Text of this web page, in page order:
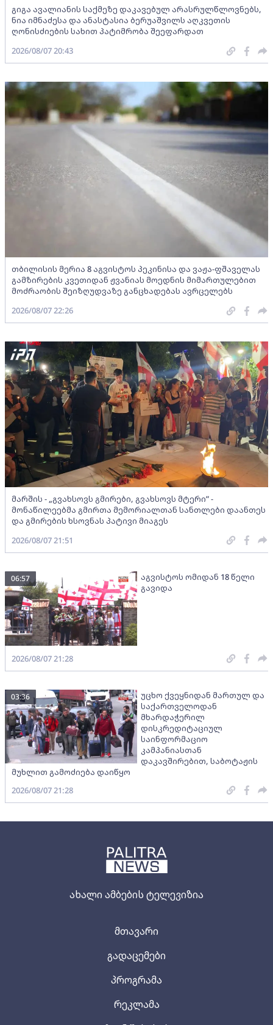
ახალი ამბების ტელევიზია
მთავარი
გადაცემები
პროგრამა
რეკლამა
გიგა ავალიანის საქმეზე დაკავებულ არასრულწლოვნებს,
ნია იმნაძესა და ანასტასია ბერუაშვილს აღკვეთის
ღონისძიების სახით პატიმრობა შეეფარდათ
2026/08/07 20:43
თბილისის მერია 8 აგვისტოს პეკინისა და ვაჟა-ფშაველას
გამზირების კვეთიდან ჟვანიას მოედნის მიმართულებით
მოძრაობის შეიზღუდვაზე განცხადებას ავრცელებს
2026/08/07 22:26
მარშის - „გვახსოვს გმირები, გვახსოვს მტერი” -
მონაწილეებმა გმირთა მემორიალთან სანთლები დაანთეს
და გმირების ხსოვნას პატივი მიაგეს
2026/08/07 21:51
აგვისტოს ომიდან 18 წელი
გავიდა
06:57
2026/08/07 21:28
უცხო ქვეყნიდან მართულ და
საქართველოდან
მხარდაჭერილ
დისკრედიტაციულ
საინფორმაციო
კამპანიასთან
დაკავშირებით, საბოტაჟის
მუხლით გამოძიება დაიწყო
03:36
2026/08/07 21:28